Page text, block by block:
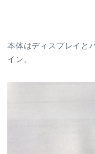
本体はディスプレイと
イン。